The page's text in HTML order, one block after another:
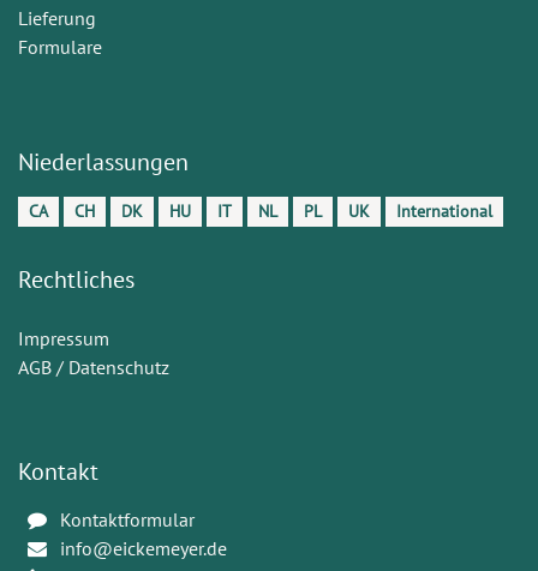
Lieferung
Formulare
Niederlassungen
CA CH DK HU IT NL PL UK International
Rechtliches
Impressum
AGB / Datenschutz
Kontakt
Kontaktformular
info@eickemeyer.de